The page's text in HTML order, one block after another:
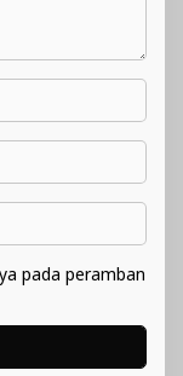
pada peramban